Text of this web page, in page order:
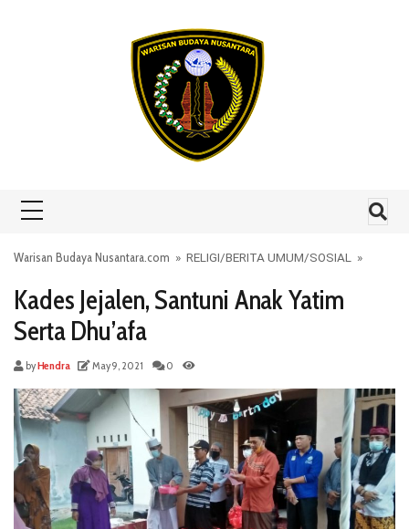
Warisan Budaya Nusantara.com » RELIGI/BERITA UMUM/SOSIAL »
Kades Jejalen, Santuni Anak Yatim
Serta Dhu’afa
byHendra May 9, 2021 0